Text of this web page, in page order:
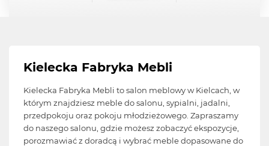
Kielecka Fabryka Mebli
Kielecka Fabryka Mebli to salon meblowy w Kielcach, w
którym znajdziesz meble do salonu, sypialni, jadalni,
przedpokoju oraz pokoju młodzieżowego. Zapraszamy
do naszego salonu, gdzie możesz zobaczyć ekspozycje,
porozmawiać z doradcą i wybrać meble dopasowane do